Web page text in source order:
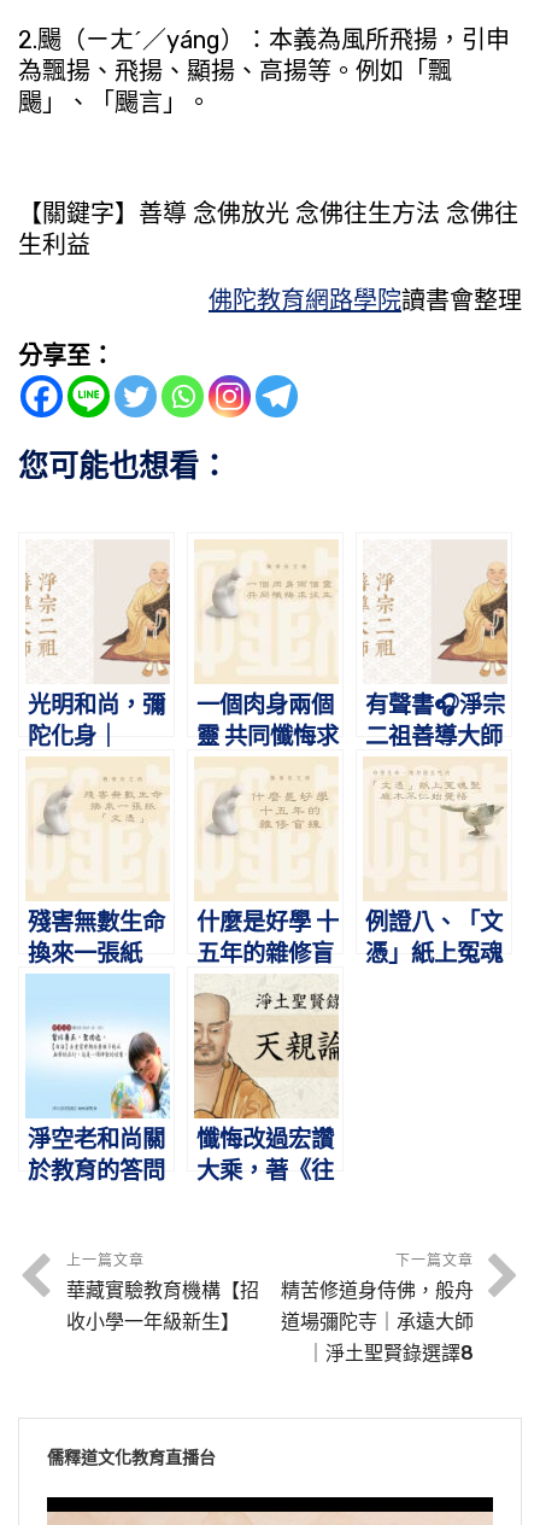
2.颺（ㄧㄤˊ／yáng）：本義為風所飛揚，引申
為飄揚、飛揚、顯揚、高揚等。例如「飄
颺」、「颺言」。
【關鍵字】善導 念佛放光 念佛往生方法 念佛往
生利益
佛陀教育網路學院讀書會整理
分享至：
您可能也想看：
光明和尚，彌
陀化身｜
2023/5/3 淨
宗二祖善導大
師圓寂日紀念
一個肉身兩個
靈 共同懺悔求
往生
有聲書🎧淨宗
二祖善導大師
略傳｜念佛放
光，光明和尚
殘害無數生命
換來一張紙
什麼是好學 十
五年的雜修盲
練
例證八、「文
憑」紙上冤魂
淨空老和尚關
於教育的答問
懺悔改過宏讚
大乘，著《往
選譯2
上一篇文章
華藏實驗教育機構【招
收小學一年級新生】
下一篇文章
精苦修道身侍佛，般舟
道場彌陀寺｜承遠大師
｜淨土聖賢錄選譯8
儒釋道文化教育直播台